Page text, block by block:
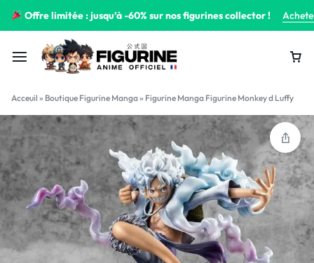
Offre limitée : jusqu’à -60% sur nos figurines collector !
Acceuil » Boutique Figurine Manga» Figurine Manga Figurine Monkey d Luffy